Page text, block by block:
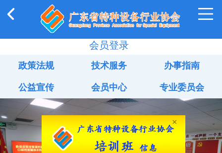
会员登录
政策法规 技术服务 办事指南
公益宣传 会员中心 专业委员会
×